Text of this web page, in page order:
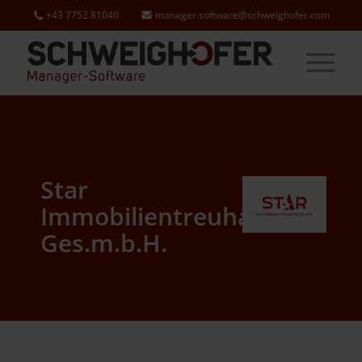
+43 7752 81040 manager.software@schweighofer.com
Star
Immobilientreuhand
Ges.m.b.H.